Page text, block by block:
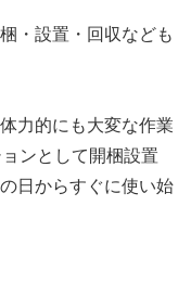
・設置・回収なども
力的にも大変な作業
ンとして開梱設置
日からすぐに使い始